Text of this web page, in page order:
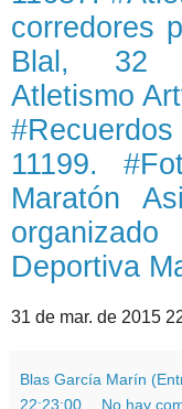
corredores
Blal, 32
Atletismo
11199.
Maratón
Deportiva
31 de mar. de 2015
Blas García Marín
22:23:00
No hay